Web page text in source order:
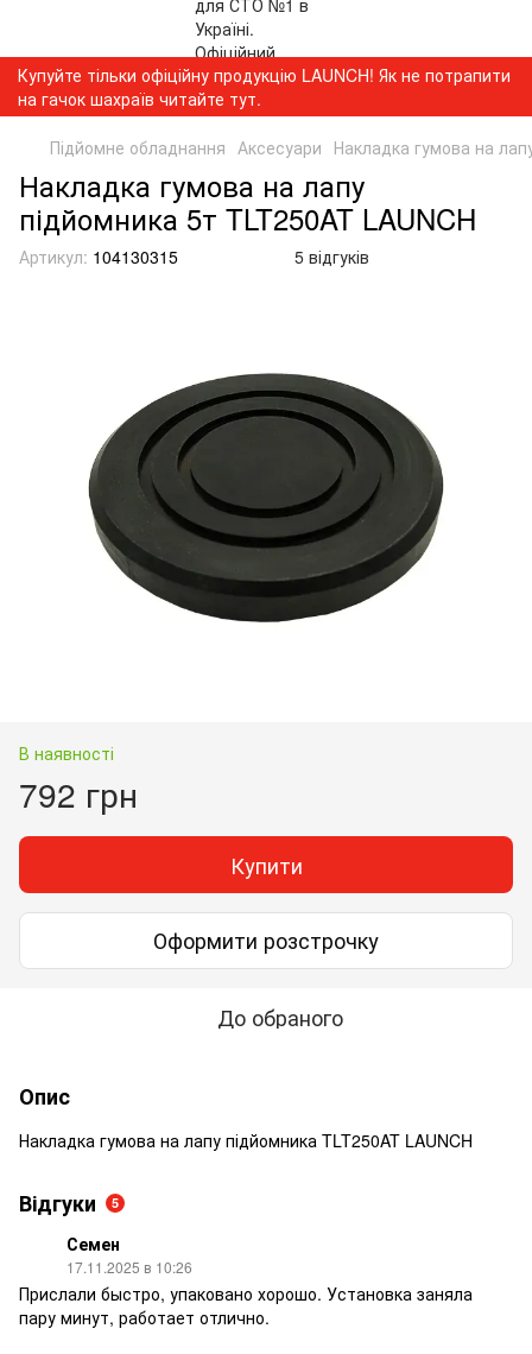
Купуйте тільки офіційну продукцію LAUNCH! Як не потрапити
на гачок шахраїв читайте тут.
Підйомне обладнання Аксесуари Накладка гумова на
Накладка гумова на лапу
підйомника 5т TLT250AT LAUNCH
Артикул: 104130315 5 відгуків
В наявності
792 грн
Купити
Оформити розстрочку
До обраного
Опис
Накладка гумова на лапу підйомника TLT250AT LAUNCH
Відгуки 5
Семен
17.11.2025 в 10:26
Прислали быстро, упаковано хорошо. Установка заняла
пару минут, работает отлично.